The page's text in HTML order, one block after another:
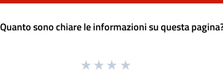
Quanto sono chiare le informazioni su questa